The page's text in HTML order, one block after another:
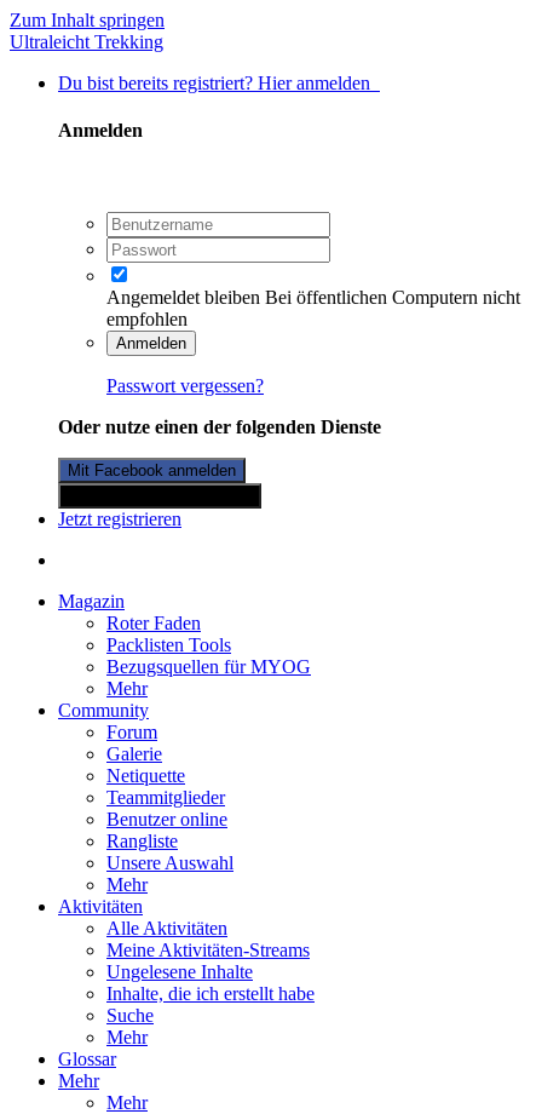
Zum Inhalt springen
Ultraleicht Trekking
Du bist bereits registriert? Hier anmelden
Anmelden
Angemeldet bleiben Bei öffentlichen Computern nicht
empfohlen
Anmelden
Passwort vergessen?
Oder nutze einen der folgenden Dienste
Mit Facebook anmelden
Jetzt registrieren
Magazin
Roter Faden
Packlisten Tools
Bezugsquellen für MYOG
Mehr
Community
Forum
Galerie
Netiquette
Teammitglieder
Benutzer online
Rangliste
Unsere Auswahl
Mehr
Aktivitäten
Alle Aktivitäten
Meine Aktivitäten-Streams
Ungelesene Inhalte
Inhalte, die ich erstellt habe
Suche
Mehr
Glossar
Mehr
Mehr